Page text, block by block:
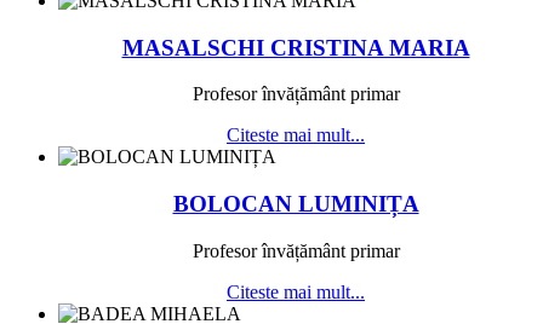
MASALSCHI CRISTINA MARIA
Profesor învățământ primar
Citeste mai mult...
BOLOCAN LUMINIȚA
Profesor învățământ primar
Citeste mai mult...